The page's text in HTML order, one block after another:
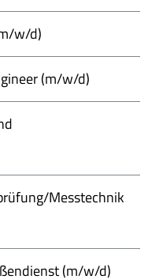
w/d)
(m/w/d)
Messtechnik
(m/w/d)